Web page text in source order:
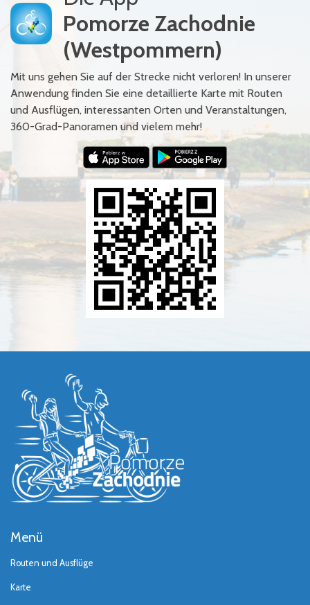
Pomorze Zachodnie
(Westpommern)
Mit uns gehen Sie auf der Strecke nicht verloren! In unserer
Anwendung finden Sie eine detaillierte Karte mit Routen
und Ausflügen, interessanten Orten und Veranstaltungen,
360-Grad-Panoramen und vielem mehr!
Menü
Routen und Ausflüge
Karte